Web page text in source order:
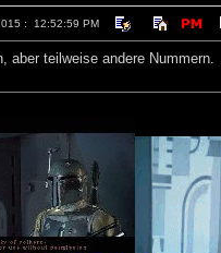
: 12:52:59 PM
aber teilweise andere Nummern.